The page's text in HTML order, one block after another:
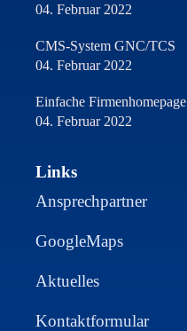
04. Februar 2022
CMS-System GNC/TCS
04. Februar 2022
Einfache Firmenhomepage
04. Februar 2022
Links
Ansprechpartner
GoogleMaps
Aktuelles
Kontaktformular